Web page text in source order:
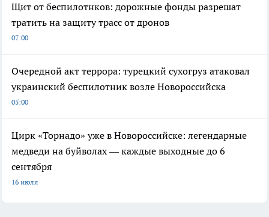
Щит от беспилотнков: дорожные фонды разрешат
тратить на защиту трасс от дронов
07:00
Очередной акт террора: турецкий сухогруз атаковал
украинский беспилотник возле Новороссийска
05:00
Цирк «Торнадо» уже в Новороссийске: легендарные
медведи на буйволах — каждые выходные до 6
сентября
16 июля